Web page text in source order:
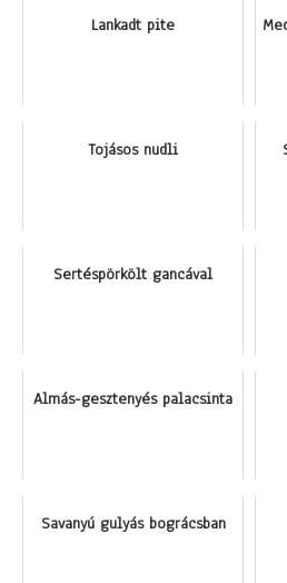
Lankadt pite
Tojásos nudli
Sertéspörkölt gancával
Almás-gesztenyés palacsinta
Savanyú gulyás bográcsban